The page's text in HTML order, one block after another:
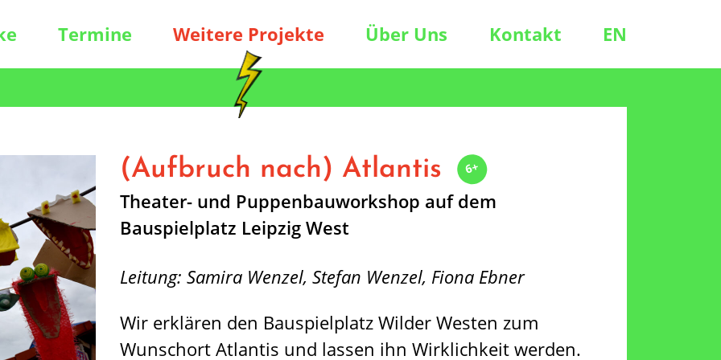
Termine Weitere Projekte Über Uns Kontakt EN
(Aufbruch nach) Atlantis 6+
Theater- und Puppenbauworkshop auf dem
Bauspielplatz Leipzig West
Leitung: Samira Wenzel, Stefan Wenzel, Fiona Ebner
Wir erklären den Bauspielplatz Wilder Westen zum
Wunschort Atlantis und lassen ihn Wirklichkeit werden.